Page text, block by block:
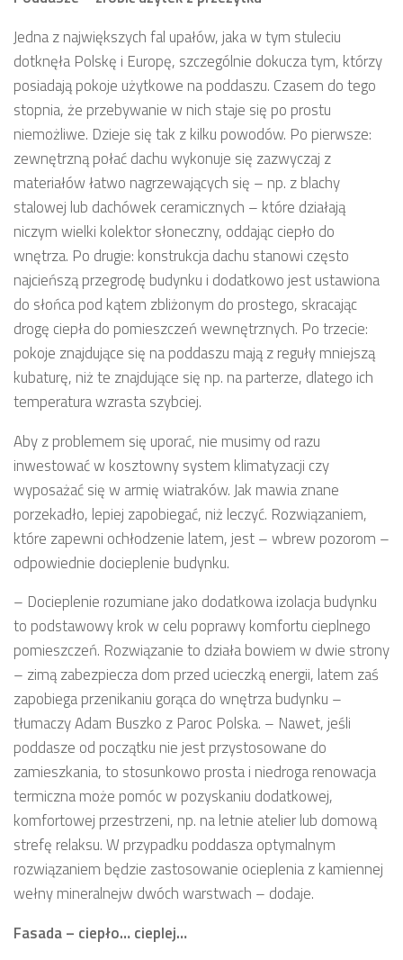
Jedna z największych fal upałów, jaka w tym stuleciu
dotknęła Polskę i Europę, szczególnie dokucza tym, którzy
posiadają pokoje użytkowe na poddaszu. Czasem do tego
stopnia, że przebywanie w nich staje się po prostu
niemożliwe. Dzieje się tak z kilku powodów. Po pierwsze:
zewnętrzną połać dachu wykonuje się zazwyczaj z
materiałów łatwo nagrzewających się – np. z blachy
stalowej lub dachówek ceramicznych – które działają
niczym wielki kolektor słoneczny, oddając ciepło do
wnętrza. Po drugie: konstrukcja dachu stanowi często
najcieńszą przegrodę budynku i dodatkowo jest ustawiona
do słońca pod kątem zbliżonym do prostego, skracając
drogę ciepła do pomieszczeń wewnętrznych. Po trzecie:
pokoje znajdujące się na poddaszu mają z reguły mniejszą
kubaturę, niż te znajdujące się np. na parterze, dlatego ich
temperatura wzrasta szybciej.
Aby z problemem się uporać, nie musimy od razu
inwestować w kosztowny system klimatyzacji czy
wyposażać się w armię wiatraków. Jak mawia znane
porzekadło, lepiej zapobiegać, niż leczyć. Rozwiązaniem,
które zapewni ochłodzenie latem, jest – wbrew pozorom –
odpowiednie docieplenie budynku.
– Docieplenie rozumiane jako dodatkowa izolacja budynku
to podstawowy krok w celu poprawy komfortu cieplnego
pomieszczeń. Rozwiązanie to działa bowiem w dwie strony
– zimą zabezpiecza dom przed ucieczką energii, latem zaś
zapobiega przenikaniu gorąca do wnętrza budynku –
tłumaczy Adam Buszko z Paroc Polska. – Nawet, jeśli
poddasze od początku nie jest przystosowane do
zamieszkania, to stosunkowo prosta i niedroga renowacja
termiczna może pomóc w pozyskaniu dodatkowej,
komfortowej przestrzeni, np. na letnie atelier lub domową
strefę relaksu. W przypadku poddasza optymalnym
rozwiązaniem będzie zastosowanie ocieplenia z kamiennej
wełny mineralnejw dwóch warstwach – dodaje.
Fasada – ciepło… cieplej…